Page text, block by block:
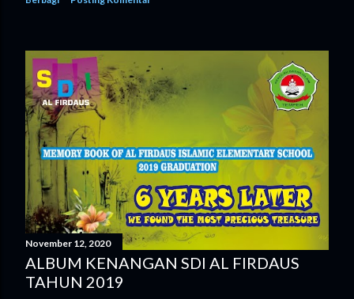
November 12, 2020
ALBUM KENANGAN SDI AL FIRDAUS
TAHUN 2019